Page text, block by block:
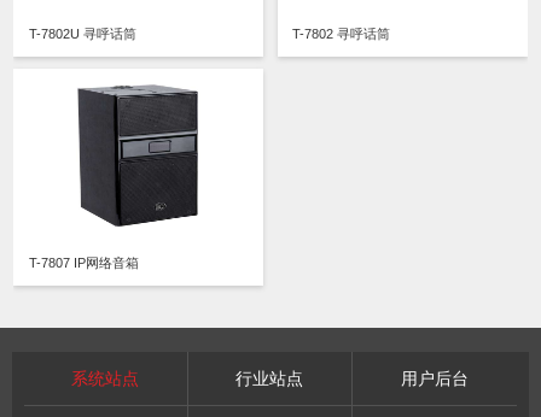
T-7802U 寻呼话筒 T-7802 寻呼话筒
T-7807 IP网络音箱
系统站点 行业站点 用户后台